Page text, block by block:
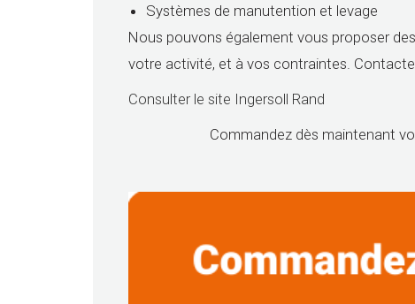
Systèmes de manutention et levage
Nous pouvons également vous proposer
votre activité, et à vos contraintes.
Consulter le site Ingersoll Rand
Commandez dès maintenant